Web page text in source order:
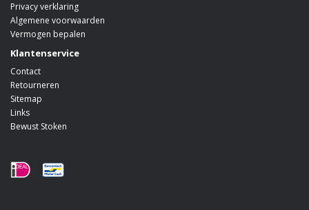
Privacy verklaring
Algemene voorwaarden
Vermogen bepalen
Klantenservice
Contact
Retourneren
Sitemap
Links
Bewust Stoken